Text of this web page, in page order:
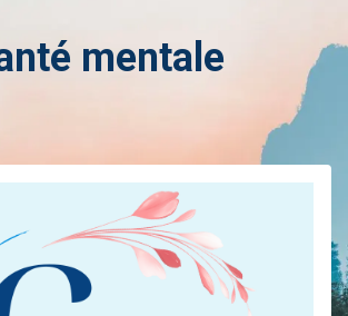
mentale